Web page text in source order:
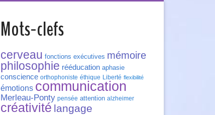
Mots-clefs
cerveau fonctions exécutives mémoire
philosophie rééducation aphasie
conscience orthophoniste éthique Liberté flexibilité
émotions communication
Merleau-Ponty pensée attention alzheimer
créativité langage